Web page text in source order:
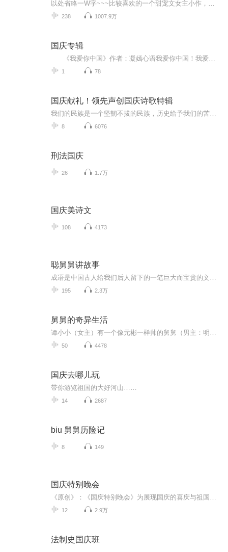
238 1007.9万
国庆专辑
1 78
国庆献礼！领先声创国庆诗歌特辑
8 6076
刑法国庆
26 1.7万
国庆美诗文
108 4173
聪舅舅讲故事
195 2.3万
舅舅的奇异生活
50 4478
国庆去哪儿玩
带你游览祖国的大好河山……
14 2687
biu 舅舅历险记
8 149
国庆特别晚会
12 2.9万
法制史国庆班